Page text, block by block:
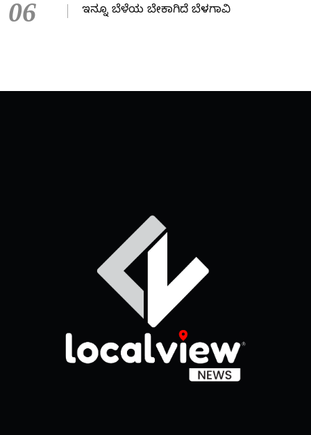
06 ಇನ್ನೂ ಬೆಳೆಯ ಬೇಕಾಗಿದೆ ಬೆಳಗಾವಿ